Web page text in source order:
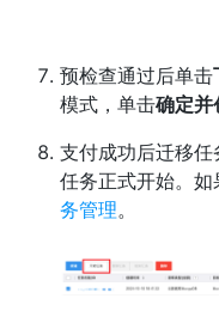
预检查通过后单击
模式，单击确定并
支付成功后迁移
任务正式开始。
务管理。